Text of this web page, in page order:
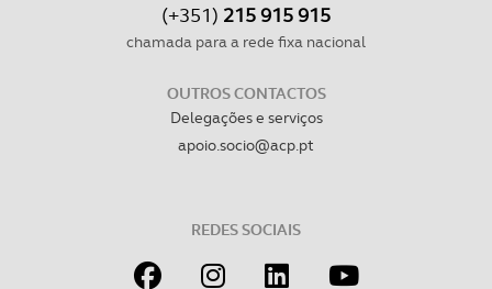
(+351) 215 915 915
chamada para a rede fixa nacional
OUTROS CONTACTOS
Delegações e serviços
apoio.socio@acp.pt
REDES SOCIAIS